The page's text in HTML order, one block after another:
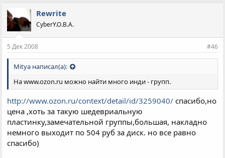
Rewrite
CyberY.O.B.A.
5 Дек 2008 #46
Mitya написал(а):
На www.ozon.ru можно найти много инди - групп.
http://www.ozon.ru/context/detail/id/3259040/ спасибо,но
цена ,хоть за такую шедевриальную
пластинку,замечательной группы,большая, накладно
немного выходит по 504 руб за диск. но все равно
спасибо)